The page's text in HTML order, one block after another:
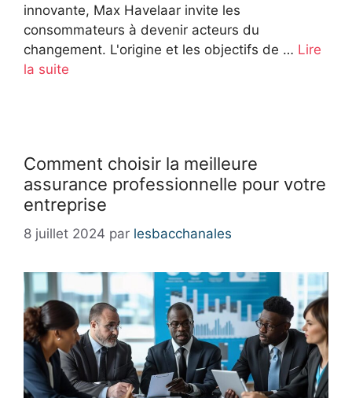
innovante, Max Havelaar invite les
consommateurs à devenir acteurs du
changement. L'origine et les objectifs de … Lire
la suite
Comment choisir la meilleure
assurance professionnelle pour votre
entreprise
8 juillet 2024 par lesbacchanales